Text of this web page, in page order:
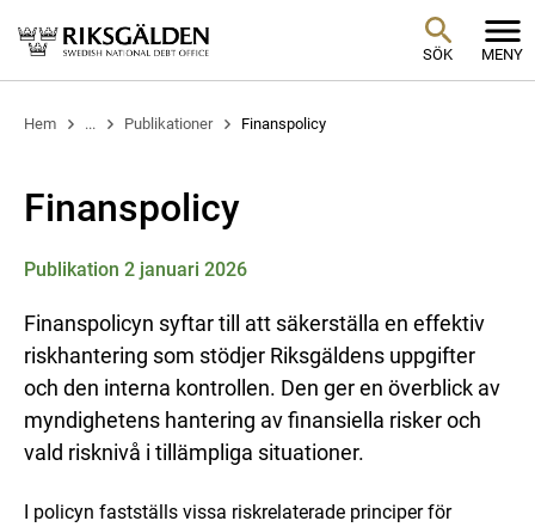
SÖK MENY
Hem ... Publikationer Finanspolicy
Finanspolicy
Publikation 2 januari 2026
Finanspolicyn syftar till att säkerställa en effektiv
riskhantering som stödjer Riksgäldens uppgifter
och den interna kontrollen. Den ger en överblick av
myndighetens hantering av finansiella risker och
vald risknivå i tillämpliga situationer.
I policyn fastställs vissa riskrelaterade principer för